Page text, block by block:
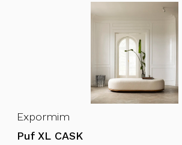
Expormim
Puf XL CASK